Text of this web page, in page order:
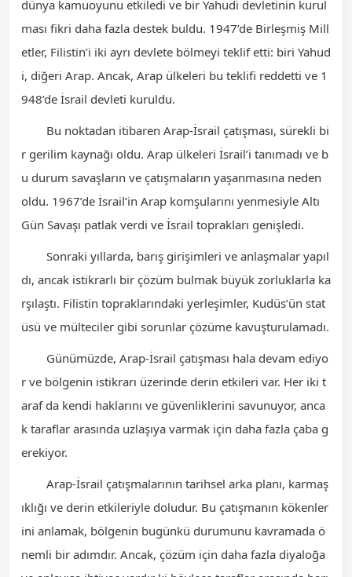
dünya kamuoyunu etkiledi ve bir Yahudi devletinin kurul
ması fikri daha fazla destek buldu. 1947’de Birleşmiş Mill
etler, Filistin’i iki ayrı devlete bölmeyi teklif etti: biri Yahud
i, diğeri Arap. Ancak, Arap ülkeleri bu teklifi reddetti ve 1
948’de İsrail devleti kuruldu.
Bu noktadan itibaren Arap-İsrail çatışması, sürekli bi
r gerilim kaynağı oldu. Arap ülkeleri İsrail’i tanımadı ve b
u durum savaşların ve çatışmaların yaşanmasına neden
oldu. 1967’de İsrail’in Arap komşularını yenmesiyle Altı
Gün Savaşı patlak verdi ve İsrail toprakları genişledi.
Sonraki yıllarda, barış girişimleri ve anlaşmalar yapıl
dı, ancak istikrarlı bir çözüm bulmak büyük zorluklarla ka
rşılaştı. Filistin topraklarındaki yerleşimler, Kudüs’ün stat
üsü ve mülteciler gibi sorunlar çözüme kavuşturulamadı.
Günümüzde, Arap-İsrail çatışması hala devam ediyo
r ve bölgenin istikrarı üzerinde derin etkileri var. Her iki t
araf da kendi haklarını ve güvenliklerini savunuyor, anca
k taraflar arasında uzlaşıya varmak için daha fazla çaba g
erekiyor.
Arap-İsrail çatışmalarının tarihsel arka planı, karmaş
ıklığı ve derin etkileriyle doludur. Bu çatışmanın kökenler
ini anlamak, bölgenin bugünkü durumunu kavramada ö
nemli bir adımdır. Ancak, çözüm için daha fazla diyaloğa